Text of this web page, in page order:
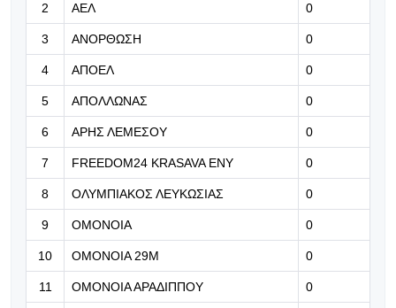
Τάσσεται υπέρ του Ινφαντίνο το
Μεξικό παρά την ανακοίνωση της
CONCACAF
09.08.2026 | 13:55
Το περιμένουν πως και πως
09.08.2026 | 13:42
ΑΕΚ και Πήλιος συνεχίζουν μαζί
μέχρι το 2030!
09.08.2026 | 13:29
Στους 50 πλουσιότερους ιδιοκτήτες
ομάδων ο Μαρινάκης: Πάνω από
2 ΑΕΛ 0
3 ΑΝΟΡΘΩΣΗ 0
4 ΑΠΟΕΛ 0
5 ΑΠΟΛΛΩΝΑΣ 0
6 ΑΡΗΣ ΛΕΜΕΣΟΥ 0
7 FREEDOM24 KRASAVA ΕΝΥ 0
8 ΟΛΥΜΠΙΑΚΟΣ ΛΕΥΚΩΣΙΑΣ 0
9 ΟΜΟΝΟΙΑ 0
10 ΟΜΟΝΟΙΑ 29Μ 0
11 ΟΜΟΝΟΙΑ ΑΡΑΔΙΠΠΟΥ 0